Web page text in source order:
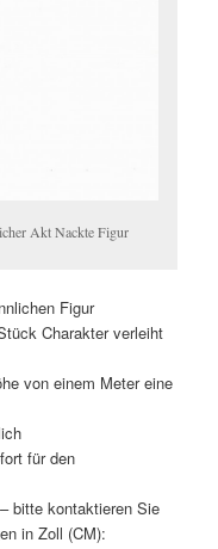
Akt Nackte Figur
Figur
Charakter verleiht
von einem Meter eine
für den
bitte kontaktieren Sie
in Zoll (CM):